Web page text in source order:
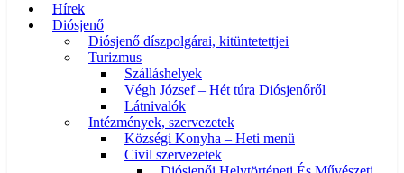
Hírek
Diósjenő
Diósjenő díszpolgárai, kitüntetettjei
Turizmus
Szálláshelyek
Végh József – Hét túra Diósjenőről
Látnivalók
Intézmények, szervezetek
Községi Konyha – Heti menü
Civil szervezetek